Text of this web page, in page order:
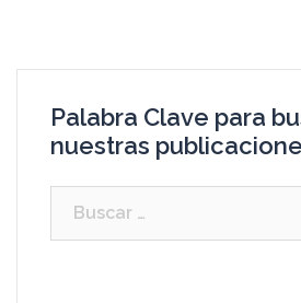
Palabra Clave para
nuestras